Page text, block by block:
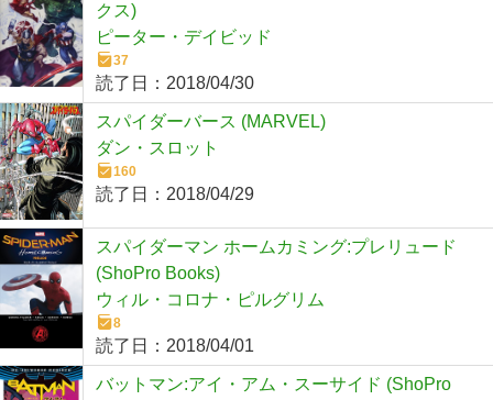
クス)
ピーター・デイビッド
37
読了日： 2018/04/30
スパイダーバース (MARVEL)
ダン・スロット
160
読了日： 2018/04/29
スパイダーマン ホームカミング:プレリュード
(ShoPro Books)
ウィル・コロナ・ピルグリム
8
読了日： 2018/04/01
バットマン:アイ・アム・スーサイド (ShoPro